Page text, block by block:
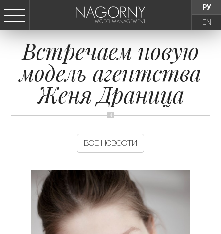
РУ
EN
СТАТЬ МОДЕЛЬЮ
ДЕВУШКИ
ТИНЕЙДЖЕРЫ
ДЕТИ
НОВОСТИ
КОНТАКТЫ
Встречаем новую
модель агентства
Женя Драница
ВСЕ НОВОСТИ